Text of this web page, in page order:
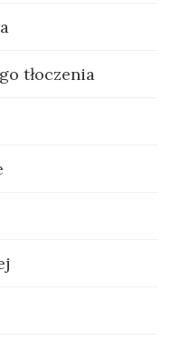
tłoczenia